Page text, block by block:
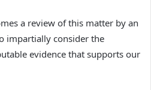
a review of this matter by an
impartially consider the
evidence that supports our